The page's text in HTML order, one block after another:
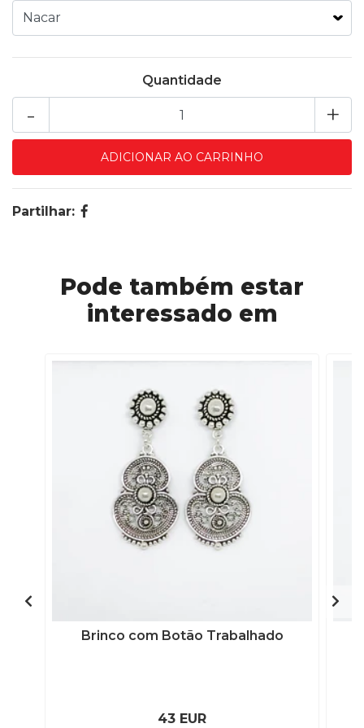
Quantidade
+
-
Partilhar:
Pode também estar
interessado em
Brinco com Botão Trabalhado
43 EUR